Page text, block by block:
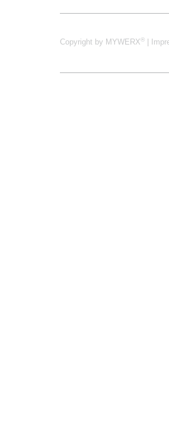
Copyright by MYWERX®
Kontakt
Startseite